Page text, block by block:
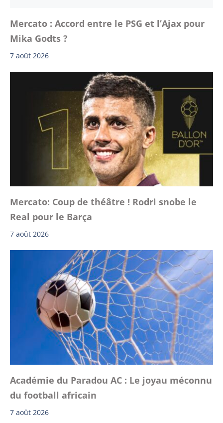
Mercato : Accord entre le PSG et l’Ajax pour
Mika Godts ?
7 août 2026
Mercato: Coup de théâtre ! Rodri snobe le
Real pour le Barça
7 août 2026
Académie du Paradou AC : Le joyau méconnu
du football africain
7 août 2026